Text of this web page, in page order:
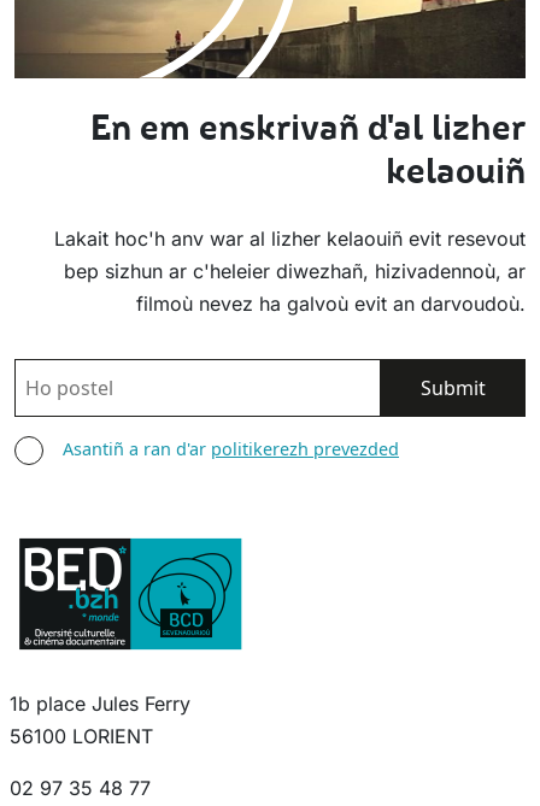
En em enskrivañ d'al lizher
kelaouiñ
Lakait hoc'h anv war al lizher kelaouiñ evit resevout
bep sizhun ar c'heleier diwezhañ, hizivadennoù, ar
filmoù nevez ha galvoù evit an darvoudoù.
POSTEL
ASANTIÑAsantiñ a ran d'ar politikerezh prevezded
1b place Jules Ferry
56100 LORIENT
02 97 35 48 77